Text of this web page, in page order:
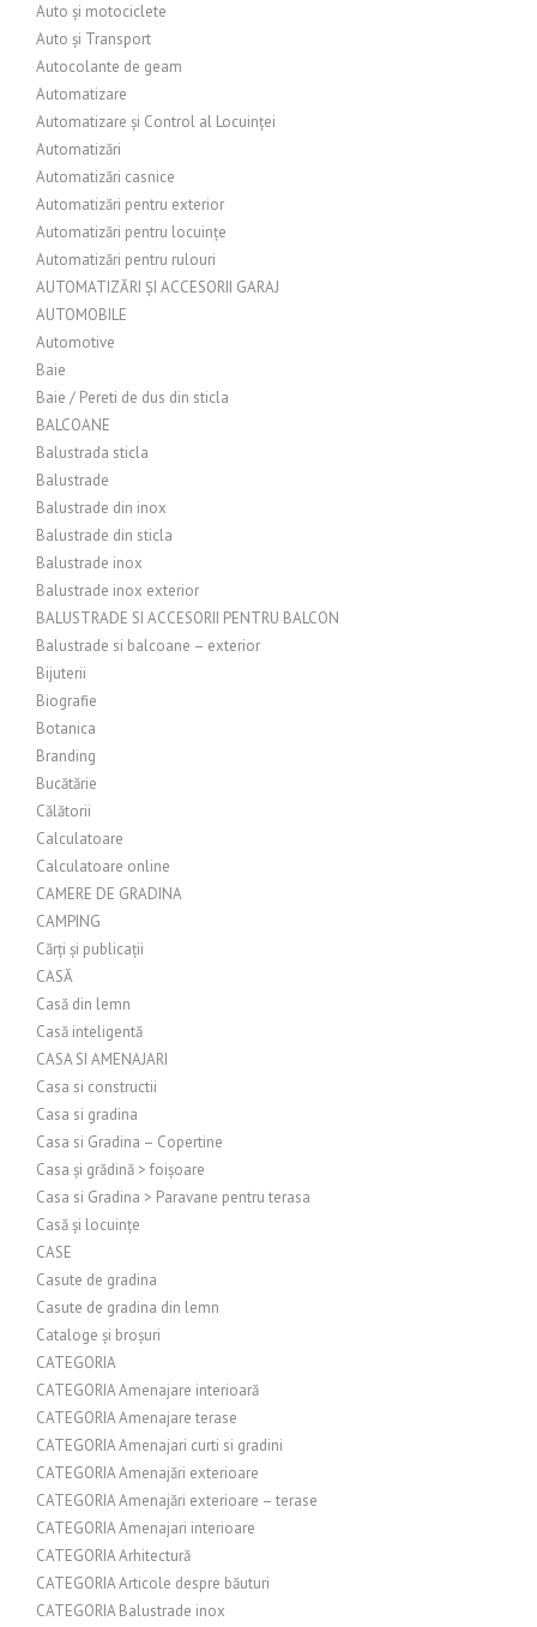
Auto și motociclete
Auto și Transport
Autocolante de geam
Automatizare
Automatizare și Control al Locuinței
Automatizări
Automatizări casnice
Automatizări pentru exterior
Automatizări pentru locuințe
Automatizări pentru rulouri
AUTOMATIZĂRI ȘI ACCESORII GARAJ
AUTOMOBILE
Automotive
Baie
Baie / Pereti de dus din sticla
BALCOANE
Balustrada sticla
Balustrade
Balustrade din inox
Balustrade din sticla
Balustrade inox
Balustrade inox exterior
BALUSTRADE SI ACCESORII PENTRU BALCON
Balustrade si balcoane – exterior
Bijuterii
Biografie
Botanica
Branding
Bucătărie
Călătorii
Calculatoare
Calculatoare online
CAMERE DE GRADINA
CAMPING
Cărți și publicații
CASĂ
Casă din lemn
Casă inteligentă
CASA SI AMENAJARI
Casa si constructii
Casa si gradina
Casa si Gradina – Copertine
Casa și grădină > foișoare
Casa si Gradina > Paravane pentru terasa
Casă și locuințe
CASE
Casute de gradina
Casute de gradina din lemn
Cataloge și broșuri
CATEGORIA
CATEGORIA Amenajare interioară
CATEGORIA Amenajare terase
CATEGORIA Amenajari curti si gradini
CATEGORIA Amenajări exterioare
CATEGORIA Amenajări exterioare – terase
CATEGORIA Amenajari interioare
CATEGORIA Arhitectură
CATEGORIA Articole despre băuturi
CATEGORIA Balustrade inox